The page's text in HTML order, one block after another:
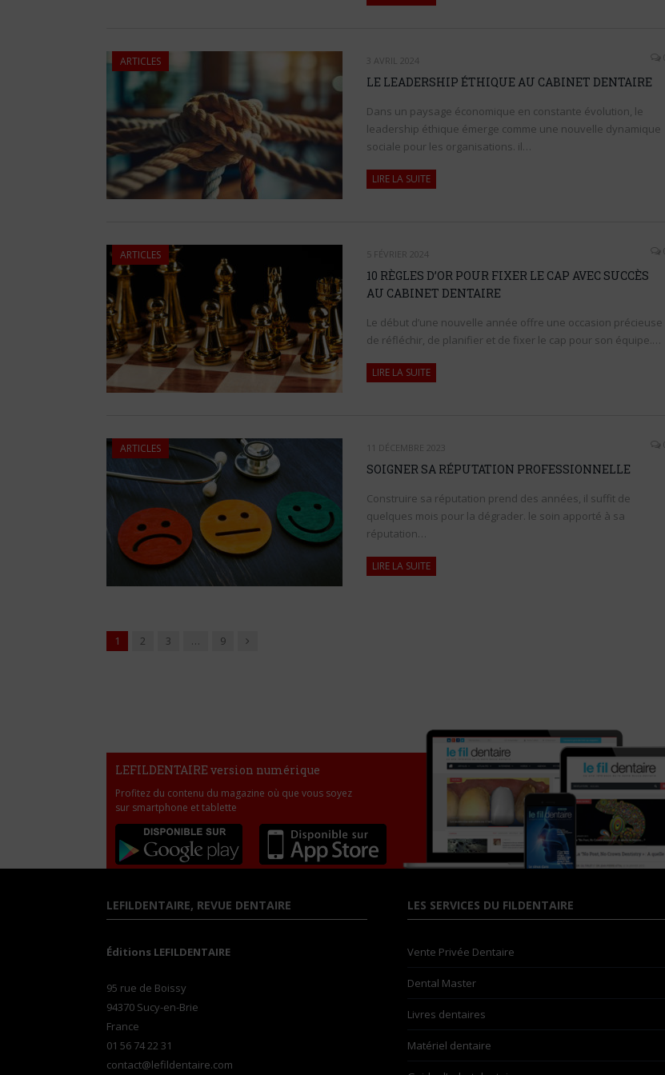
ARTICLES 3 AVRIL 2024
LE LEADERSHIP ÉTHIQUE AU CABINET DENTAIRE
Dans un paysage économique en constante évolution, le
leadership éthique émerge comme une nouvelle dynamique
sociale pour les organisations. il…
LIRE LA SUITE
ARTICLES 5 FÉVRIER 2024
10 RÈGLES D’OR POUR FIXER LE CAP AVEC SUCCÈS
AU CABINET DENTAIRE
Le début d’une nouvelle année offre une occasion précieuse
de réfléchir, de planifier et de fixer le cap pour son équipe.…
LIRE LA SUITE
ARTICLES 11 DÉCEMBRE 2023
SOIGNER SA RÉPUTATION PROFESSIONNELLE
Construire sa réputation prend des années, il suffit de
quelques mois pour la dégrader. le soin apporté à sa
réputation…
LIRE LA SUITE
1 2 3 … 9 Suivant
LEFILDENTAIRE version numérique
Profitez du contenu du magazine où que vous soyez
sur smartphone et tablette
LEFILDENTAIRE, REVUE DENTAIRE
Éditions LEFILDENTAIRE
95 rue de Boissy
94370 Sucy-en-Brie
France
01 56 74 22 31
contact@lefildentaire.com
LES SERVICES DU FILDENTAIRE
Vente Privée Dentaire
Dental Master
Livres dentaires
Matériel dentaire